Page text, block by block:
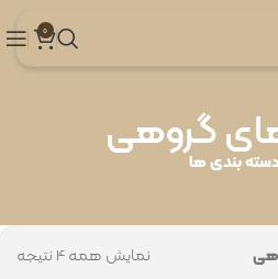
0
گروهیدسته بندی ها
نمایش همه 4 نتیجه